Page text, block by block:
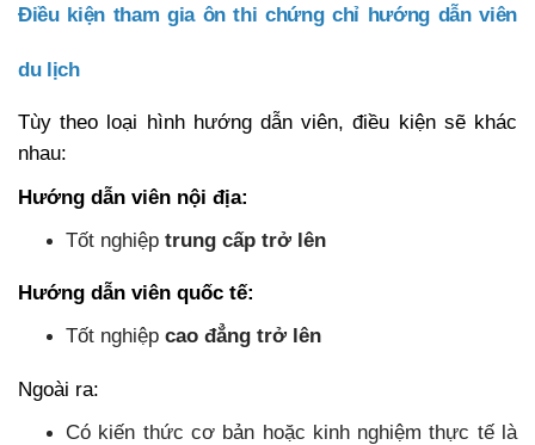
Điều kiện tham gia ôn thi chứng chỉ hướng dẫn viên
du lịch
Tùy theo loại hình hướng dẫn viên, điều kiện sẽ khác
nhau:
Hướng dẫn viên nội địa:
Tốt nghiệp trung cấp trở lên
Hướng dẫn viên quốc tế:
Tốt nghiệp cao đẳng trở lên
Ngoài ra:
Có kiến thức cơ bản hoặc kinh nghiệm thực tế là